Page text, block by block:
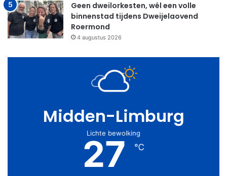
Geen dweilorkesten, wél een volle
binnenstad tijdens Dweijelaovend
Roermond
4 augustus 2026
Midden-Limburg
Lichte bewolking
27 ℃